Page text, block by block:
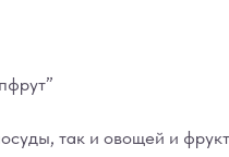
так и овощей и